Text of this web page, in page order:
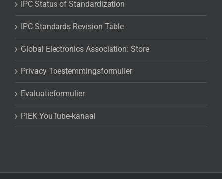
IPC Status of Standardization
IPC Standards Revision Table
Global Electronics Association: Store
Privacy Toestemmingsformulier
Evaluatieformulier
PIEK YouTube-kanaal